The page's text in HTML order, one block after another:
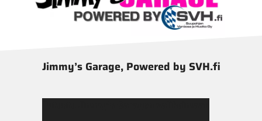
Jimmy’s Garage, Powered by SVH.fi